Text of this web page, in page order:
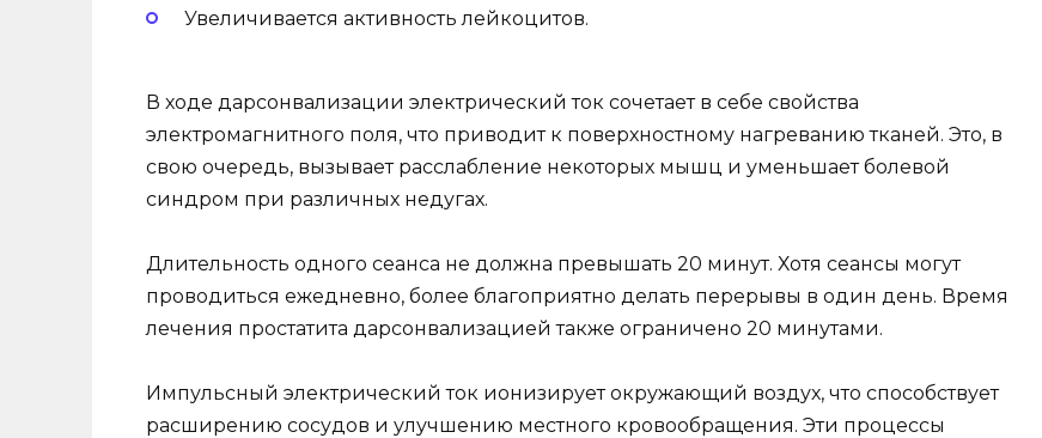
Увеличивается активность лейкоцитов.
В ходе дарсонвализации электрический ток сочетает в себе свойства
электромагнитного поля, что приводит к поверхностному нагреванию тканей. Это, в
свою очередь, вызывает расслабление некоторых мышц и уменьшает болевой
синдром при различных недугах.
Длительность одного сеанса не должна превышать 20 минут. Хотя сеансы могут
проводиться ежедневно, более благоприятно делать перерывы в один день. Время
лечения простатита дарсонвализацией также ограничено 20 минутами.
Импульсный электрический ток ионизирует окружающий воздух, что способствует
расширению сосудов и улучшению местного кровообращения. Эти процессы